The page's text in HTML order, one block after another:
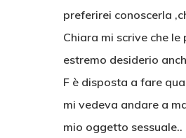
preferirei conoscerla
Chiara mi scrive che
estremo desiderio
F è disposta a fare
mi vedeva andare a
mio oggetto sessuale..